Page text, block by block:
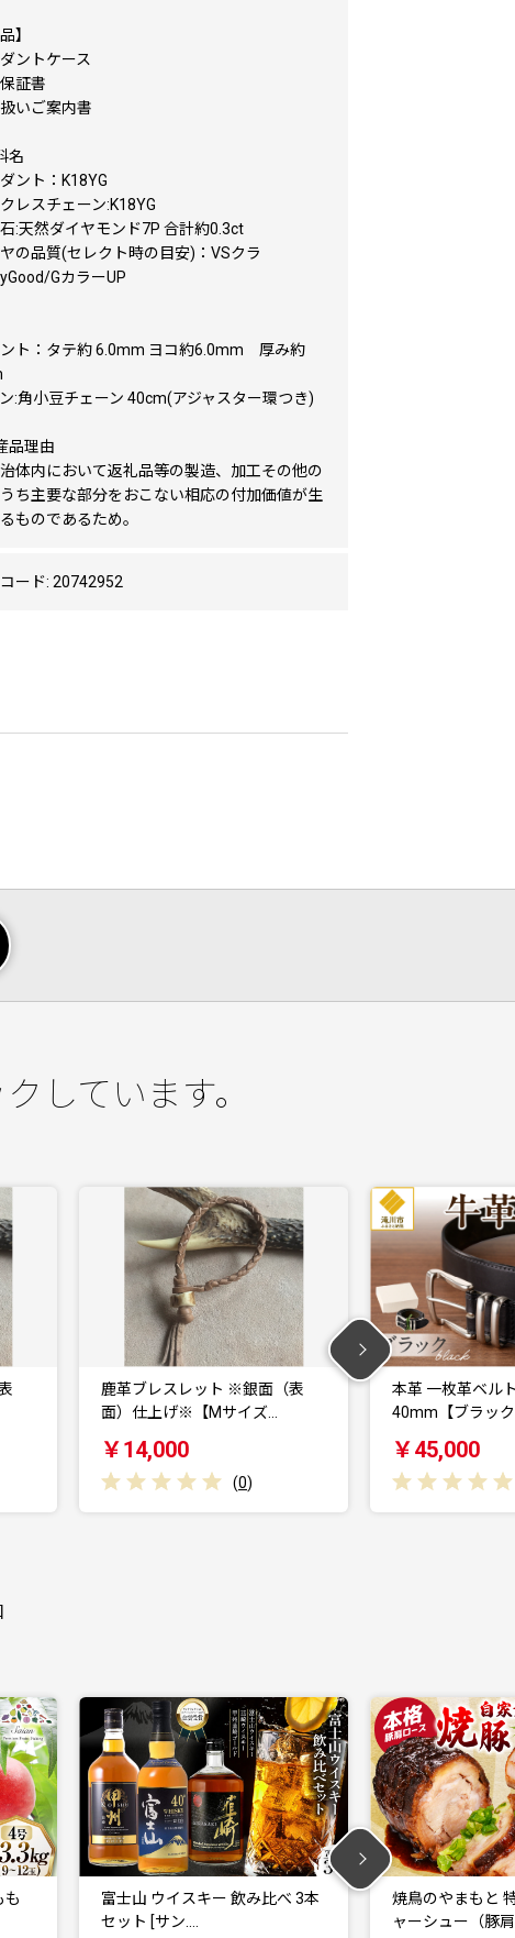
】
ントケース
証書
いご案内書
名
ント：K18YG
レスチェーン:K18YG
石:天然ダイヤモンド7P 合計約0.3ct
の品質(セレクト時の目安)：VSクラ
GカラーUP
ト：タテ約 6.0mm ヨコ約6.0mm 厚み約
:角小豆チェーン 40cm(アジャスター環つき)
品理由
体内において返礼品等の製造、加工その他の
ち主要な部分をおこない相応の付加価値が生
ものであるため。
ード: 20742952
しています。
（表
…
本革 一枚革ベルト 4mm厚 幅
40mm【ブラック…
￥45,000
本革 一枚
30mm【
￥
み比べ 3本
焼鳥のやまもと 特製 おつまみチ
ャーシュー（豚肩ロ…
韮崎の
(味噌・